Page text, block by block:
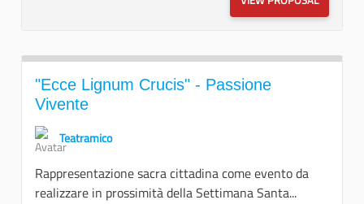
"Ecce Lignum Crucis" - Passione
Vivente
Teatramico
Rappresentazione sacra cittadina come evento da
realizzare in prossimità della Settimana Santa...